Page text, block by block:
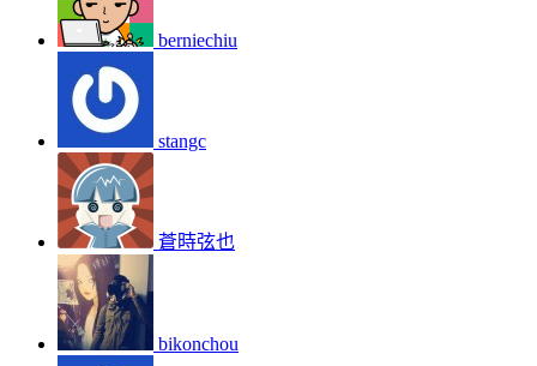
berniechiu
stangc
蒼時弦也
bikonchou